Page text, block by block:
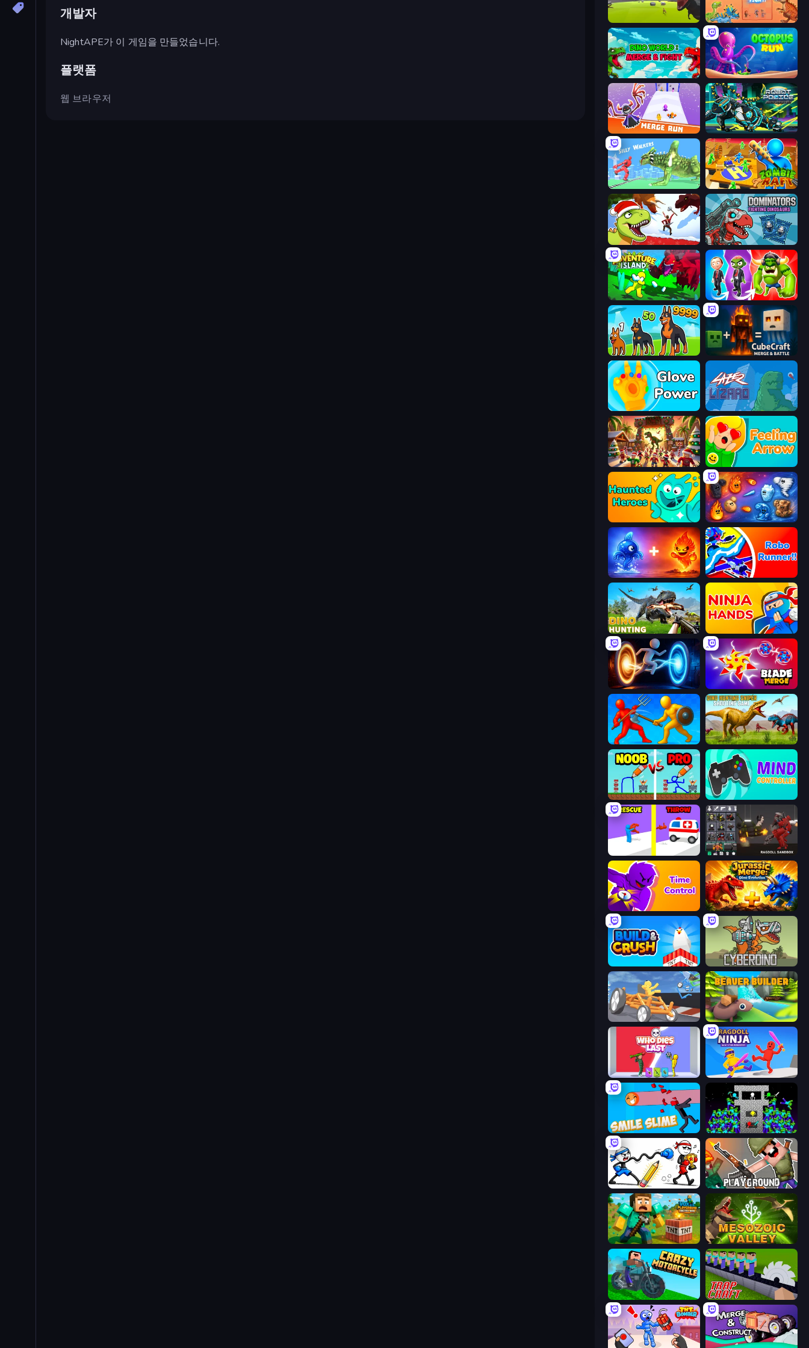
개발자
NightAPE가 이 게임을 만들었습니다.
플랫폼
웹 브라우저
Revenge of the Triceratops Dinosaurs Merge Master
Dino World: Merge & Fight OctopusRun
Merge Run Robot Police Iron Panther
Silly Walkers Zombie Raft
Dino Survival: 3D Simulator Dominators: Fighting Dinosaurs
Adventure Island 2D Infection Town of Zombies
Dogs vs Aliens CubeCraft: Merge & Battle
Glove Power Laser Lizard
My Dinoland Feeling Arrow
Haunted Heroes Elemental Merge
Elemental Monsters: Merge Robo Runner
Dino Hunting Jurassic World Ninja Hands
Portal Escape Blade Merge
Epic Sword Battle! Fight in Arena Dino Hunting Sniper Shooting Game
DOP Noob: Draw to Save Mind Controller
Rescue Throw Last Play: Ragdoll Sandbox
Time Control! Jurassic Merge: Dino Evolution
Build and Crush
Draw Crash Race Beaver Builder
Who Dies Last? Ragdoll Ninja: Imposter Hero
Smile Slime Stick Epic Fighter
Doodle Smash Playground
Voxel Playground: Ragdoll Noob Cell to Singularity: Mesozoic Valley
Crazy Motorcycle Trap Craft